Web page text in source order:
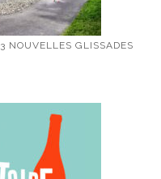
NOUVELLES GLISSADES